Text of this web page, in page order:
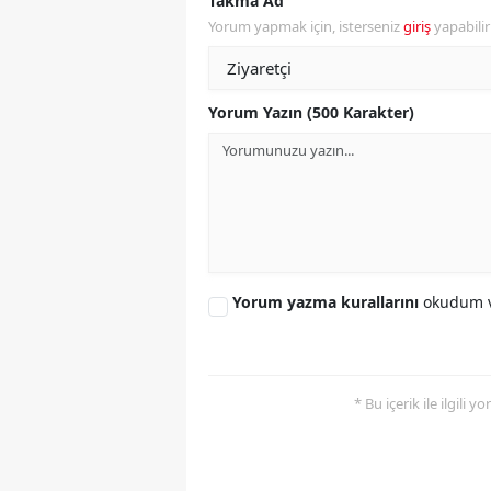
Yorum yapmak için, istersenizgiriş
Yorum Yazın (500 Karakter)
Yorum yazma kurallarını okudum
* Bu içerik ile ilgili